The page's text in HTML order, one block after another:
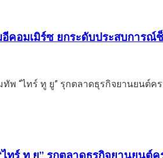
คอมเมิร์ซ ยกระดับประสบการณ์